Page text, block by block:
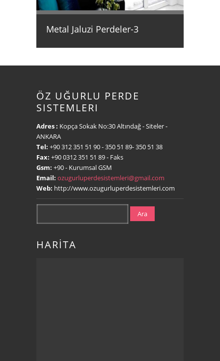
Metal Jaluzi Perdeler-3
ÖZ UĞURLU PERDE
SISTEMLERI
Adres : Kopça Sokak No:30 Altındağ - Siteler -
ANKARA
Tel: +90 312 351 51 90- 350 51 89- 350 51 38
Fax: +90 0312 351 51 89- Faks
Gsm: +90- Kurumsal GSM
Email: ozugurluperdesistemleri@gmail.com
Web: http://www.ozugurluperdesistemleri.com
Ara
HARİTA